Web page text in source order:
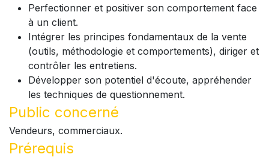
Perfectionner et positiver son comportement face
à un client.
Intégrer les principes fondamentaux de la vente
(outils, méthodologie et comportements), diriger et
contrôler les entretiens.
Développer son potentiel d'écoute, appréhender
les techniques de questionnement.
Public concerné
Vendeurs, commerciaux.
Prérequis